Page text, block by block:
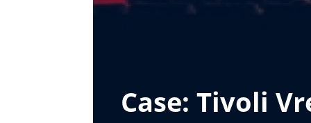
Case: Tivoli